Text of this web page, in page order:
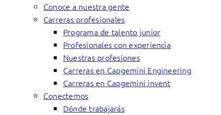
Conoce a nuestra gente
Carreras profesionales
Programa de talento junior
Profesionales con experiencia
Nuestras profesiones
Carreras en Capgemini Engineering
Carreras en Capgemini invent
Conectemos
Dónde trabajarás